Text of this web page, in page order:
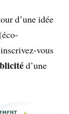
d’une idée
vous
d’une